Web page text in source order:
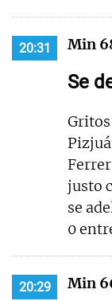
20:31 Min
Se
Gritos
justo
se
0
20:29 Min